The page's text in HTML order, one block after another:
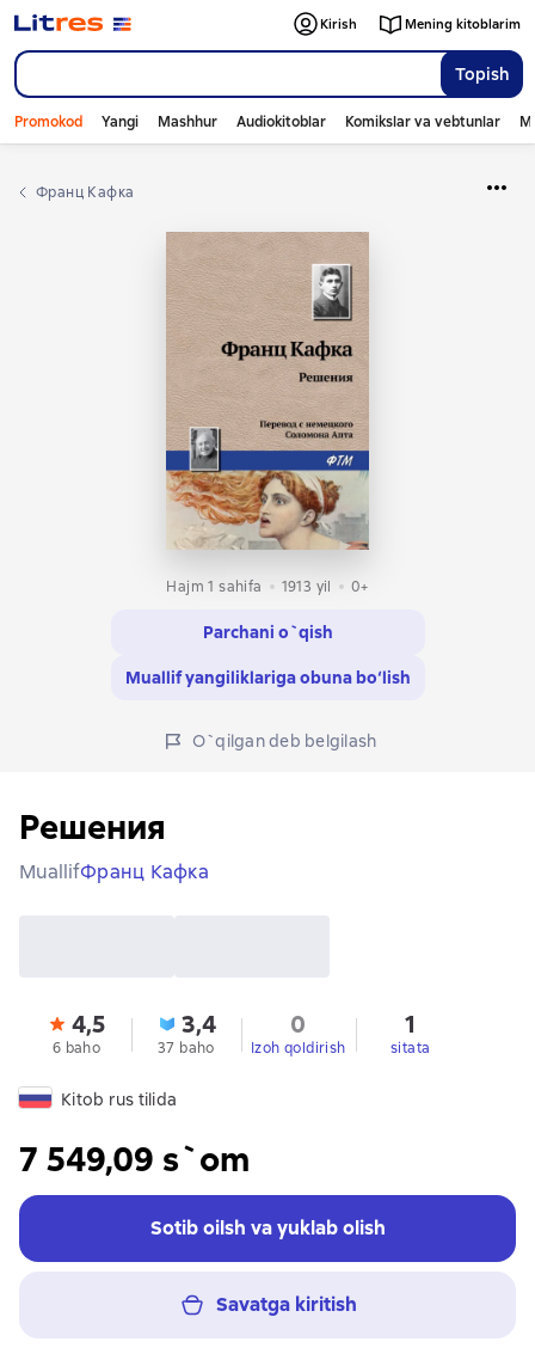
Topish
Kirish Mening kitoblarim
Promokod Yangi Mashhur Audiokitoblar Komikslar va vebtunlar
Франц Кафка
Hajm 1 sahifa 1913 yil 0+
Parchani o`qish
Muallif yangiliklariga obuna bo‘lish
O`qilgan deb belgilash
Решения
MuallifФранц Кафка
4,5
6 baho
3,4
37 baho
0
Izoh qoldirish
1
sitata
Kitob rus tilida
7 549,09 s`om
Sotib oilsh va yuklab olish
Savatga kiritish